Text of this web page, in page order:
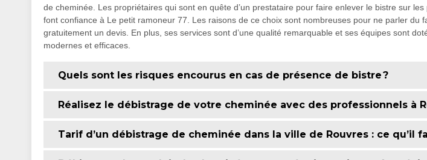
de cheminée. Les propriétaires qui sont en quête d’un prestataire pour faire enlever le bistre sur
font confiance à Le petit ramoneur 77. Les raisons de ce choix sont nombreuses pour ne parler du
gratuitement un devis. En plus, ses services sont d’une qualité remarquable et ses équipes sont
modernes et efficaces.
Quels sont les risques encourus en cas de présence de bistre ?
Réalisez le débistrage de votre cheminée avec des professionnels à
Tarif d’un débistrage de cheminée dans la ville de Rouvres : ce qu’il